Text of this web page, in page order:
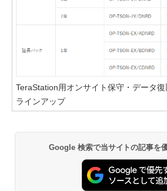
TeraStation用オンサイト保守・データ
ラインアップ
Google 検索で当サイトの記事を